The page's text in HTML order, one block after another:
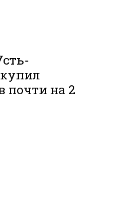
почти на 2